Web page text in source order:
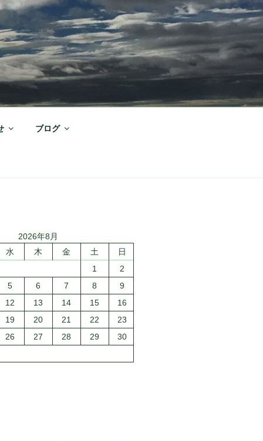
ブログ
2026年8月
水
木 金 土
日
1
2
5
6 7 8
9
12
13 14 15
16
19
20 21 22
23
26
27 28 29 30